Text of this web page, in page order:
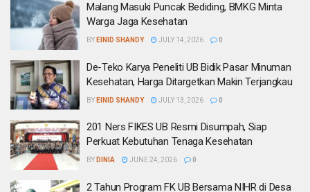
Malang Masuki Puncak Bediding, BMKG Minta
Warga Jaga Kesehatan
BY EINID SHANDY JULY 14, 2026 0
De-Teko Karya Peneliti UB Bidik Pasar Minuman
Kesehatan, Harga Ditargetkan Makin Terjangkau
BY EINID SHANDY JULY 13, 2026 0
201 Ners FIKES UB Resmi Disumpah, Siap
Perkuat Kebutuhan Tenaga Kesehatan
BY DINIA JUNE 24, 2026 0
2 Tahun Program FK UB Bersama NIHR di Desa